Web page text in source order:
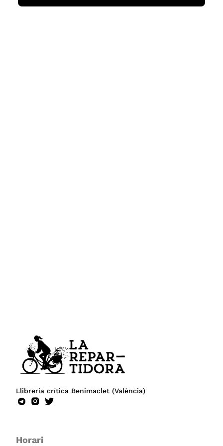
Llibreria crítica Benimaclet (València)
Horari